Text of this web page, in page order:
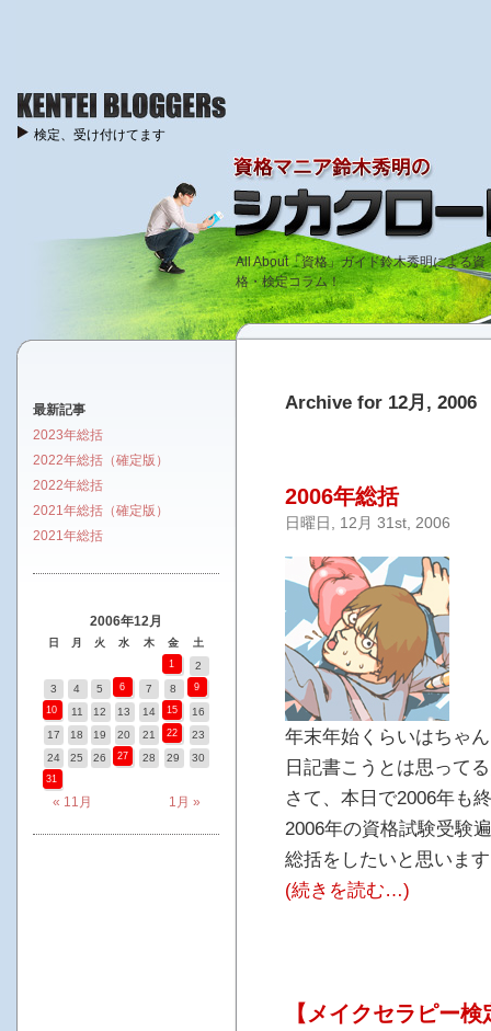
All About「資格」ガイド鈴木秀明による資
格・検定コラム！
検定、受け付けてます
Archive for 12月, 2006
2006年総括
日曜日, 12月 31st, 2006
年末年始くらいはちゃ
日記書こうとは思って
さて、本日で2006年も
2006年の資格試験受験
総括をしたいと思いま
(続きを読む…)
【メイクセラピー
最新記事
2023年総括
2022年総括（確定版）
2022年総括
2021年総括（確定版）
2021年総括
2006年12月
日 月 火 水 木 金 土
« 11月 1月 »
1
2
3
4 5 6 7 8 9
10 11 12 13 14 15
16
17
18 19 20 21 22
23
24
25 26 27 28 29 30
31